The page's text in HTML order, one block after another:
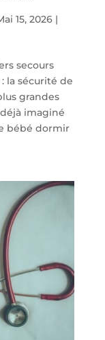
15, 2026|
secours
la sécurité de
grandes
imaginé
bébé dormir